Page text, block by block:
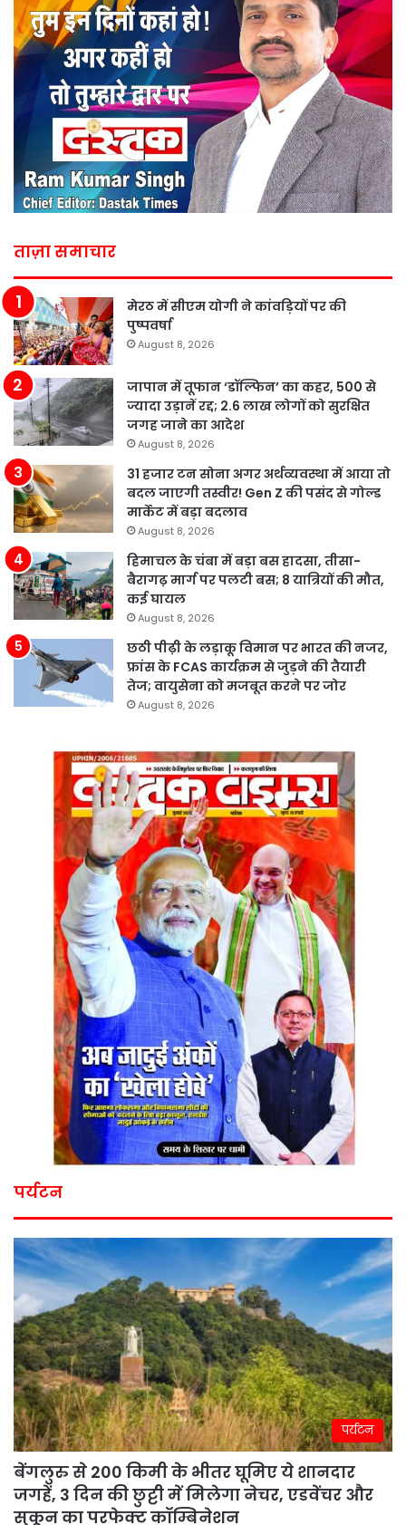
ताज़ा समाचार
मेरठ में सीएम योगी ने कांवड़ियों पर की
पुष्पवर्षा
August 8, 2026
जापान में तूफान ‘डॉल्फिन’ का कहर, 500 से
ज्यादा उड़ानें रद्द; 2.6 लाख लोगों को सुरक्षित
जगह जाने का आदेश
August 8, 2026
31 हजार टन सोना अगर अर्थव्यवस्था में आया तो
बदल जाएगी तस्वीर! Gen Z की पसंद से गोल्ड
मार्केट में बड़ा बदलाव
August 8, 2026
हिमाचल के चंबा में बड़ा बस हादसा, तीसा-
बैरागढ़ मार्ग पर पलटी बस; 8 यात्रियों की मौत,
कई घायल
August 8, 2026
छठी पीढ़ी के लड़ाकू विमान पर भारत की नजर,
फ्रांस के FCAS कार्यक्रम से जुड़ने की तैयारी
तेज; वायुसेना को मजबूत करने पर जोर
August 8, 2026
पर्यटन
पर्यटन
बेंगलुरु से 200 किमी के भीतर घूमिए ये शानदार
जगहें, 3 दिन की छुट्टी में मिलेगा नेचर, एडवेंचर और
सुकून का परफेक्ट कॉम्बिनेशन